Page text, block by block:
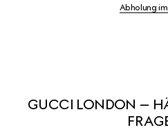
Abholung
GUCCI LONDON –